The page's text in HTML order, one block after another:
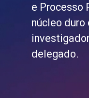
e Processo
núcleo duro
delegado.